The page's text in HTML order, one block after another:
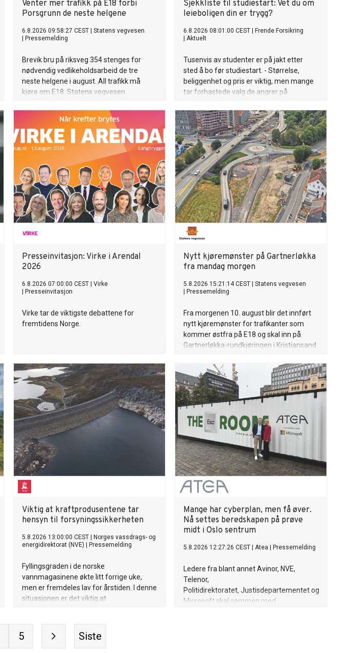
Venter mer trafikk på E18 forbi
Porsgrunn de neste helgene
6.8.2026 09:58:27 CEST
Statens vegvesen
Pressemelding
Brevik bru på riksveg 354 stenges for
nødvendig vedlikeholdsarbeid de tre
neste helgene i august. All trafikk må
kjøre om E18. Statens vegvesen
mest trafikkerte tidspunktene.
Sjekkliste til studiestart: Vet du om
leieboligen din er trygg?
6.8.2026 08:01:00 CEST
Frende Forsikring
Aktuelt
Tusenvis av studenter er på jakt etter
sted å bo før studiestart. - Størrelse,
beliggenhet og pris er viktig, men mange
tar forhastede valg de angrer på.
Presseinvitasjon: Virke i Arendal
2026
6.8.2026 07:00:00 CEST
Virke
Presseinvitasjon
Virke tar de viktigste debattene for
fremtidens Norge.
Nytt kjøremønster på Gartnerløkka
fra mandag morgen
5.8.2026 15:21:14 CEST
Statens vegvesen
Pressemelding
Fra morgenen 10. august blir det innført
nytt kjøremønster for trafikanter som
kommer østfra på E18 og skal inn på
Gartnerløkka-rundkjøringen i Kristiansand.
Viktig at kraftprodusentene tar
hensyn til forsyningssikkerheten
5.8.2026 13:00:00 CEST
Norges vassdrags- og
energidirektorat (NVE)
Pressemelding
Fyllingsgraden i de norske
vannmagasinene økte litt forrige uke,
men er fremdeles lav for årstiden. I denne
situasjonen er det viktig at
forsyningssikkerhet. NVE følger
utviklingen av kraftsituasjonen, i tett
Mange har cyberplan, men få øver.
Nå settes beredskapen på prøve
midt i Oslo sentrum
5.8.2026 12:27:26 CEST Atea Pressemelding
Ledere fra blant annet Avinor, NVE,
Telenor,
Politidirektoratet, Justisdepartementet og
Microsoft skal sammen med
5 Siste